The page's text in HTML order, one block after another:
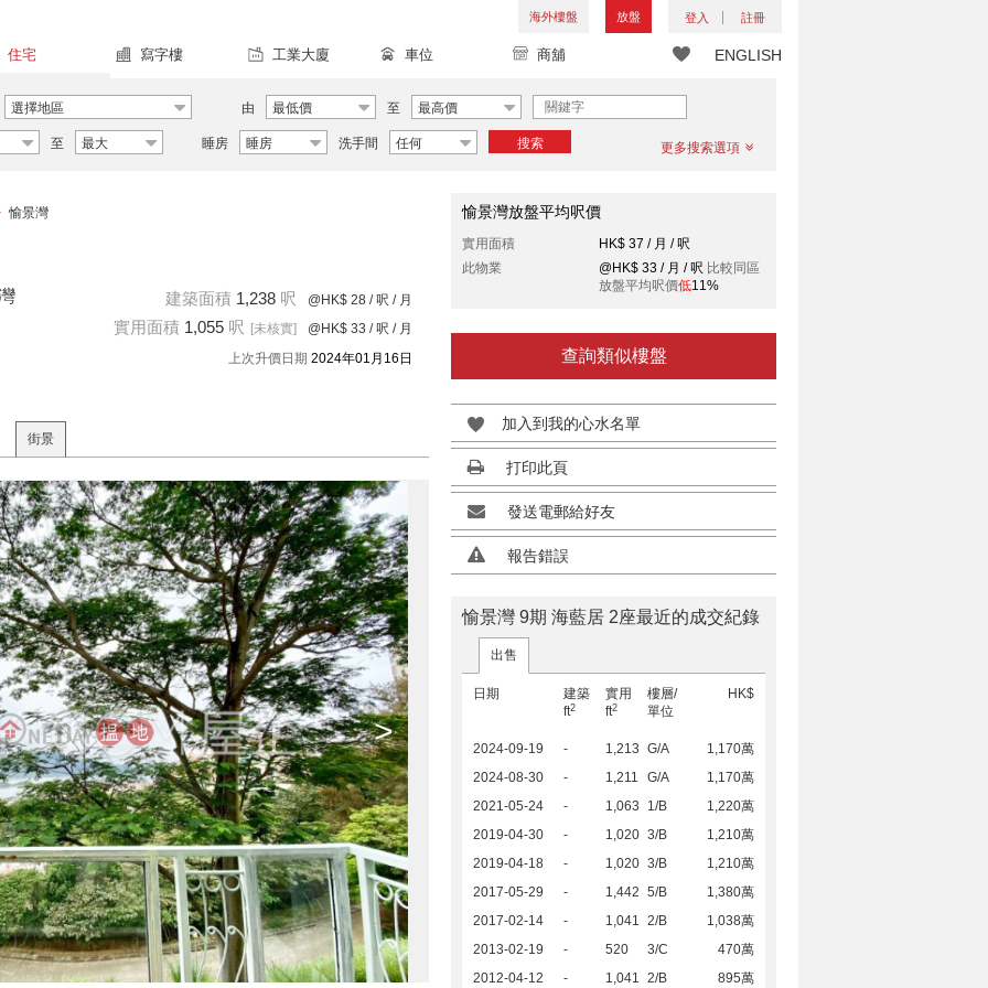
海外樓盤 放盤 登入 註冊
ENGLISH
住宅 寫字樓 工業大廈 車位 商舖
選擇地區 由 最低價 至 最高價
至 最大 睡房 睡房 洗手間 任何 搜索 更多搜索選項
愉景灣
建築面積 1,238 呎 @HK$ 28 / 呎 / 月
實用面積 1,055 呎 [未核實] @HK$ 33 / 呎 / 月
上次升價日期 2024年01月16日
街景
>
愉景灣放盤平均呎價
實用面積
HK$ 37 / 月 / 呎
此物業
@HK$ 33 / 月 / 呎 比較同區
放盤平均呎價低11%
查詢類似樓盤
加入到我的心水名單
打印此頁
發送電郵給好友
報告錯誤
愉景灣 9期 海藍居 2座最近的成交紀錄
出售
日期
建築
ft2
實用
ft2
樓層/
單位
HK$
2024-09-19 - 1,213 G/A
1,170萬
2024-08-30
- 1,211 G/A
1,170萬
2021-05-24
- 1,063 1/B
1,220萬
2019-04-30
- 1,020 3/B
1,210萬
2019-04-18
- 1,020 3/B
1,210萬
2017-05-29
- 1,442 5/B
1,380萬
2017-02-14
- 1,041 2/B
1,038萬
2013-02-19
- 520 3/C
470萬
2012-04-12
- 1,041 2/B 895萬